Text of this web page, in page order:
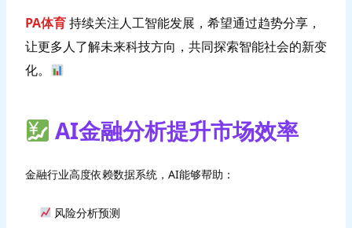
PA体育持续关注人工智能发展，希望通过趋势分享，
让更多人了解未来科技方向，共同探索智能社会的新变
化。
AI金融分析提升市场效率
金融行业高度依赖数据系统，AI能够帮助：
风险分析预测